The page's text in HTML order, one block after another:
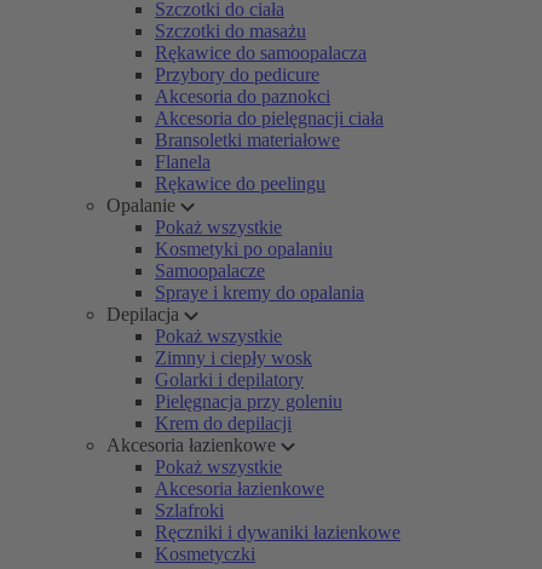
Szczotki do ciała
Szczotki do masażu
Rękawice do samoopalacza
Przybory do pedicure
Akcesoria do paznokci
Akcesoria do pielęgnacji ciała
Bransoletki materiałowe
Flanela
Rękawice do peelingu
Opalanie
Pokaż wszystkie
Kosmetyki po opalaniu
Samoopalacze
Spraye i kremy do opalania
Depilacja
Pokaż wszystkie
Zimny i ciepły wosk
Golarki i depilatory
Pielęgnacja przy goleniu
Krem do depilacji
Akcesoria łazienkowe
Pokaż wszystkie
Akcesoria łazienkowe
Szlafroki
Ręczniki i dywaniki łazienkowe
Kosmetyczki